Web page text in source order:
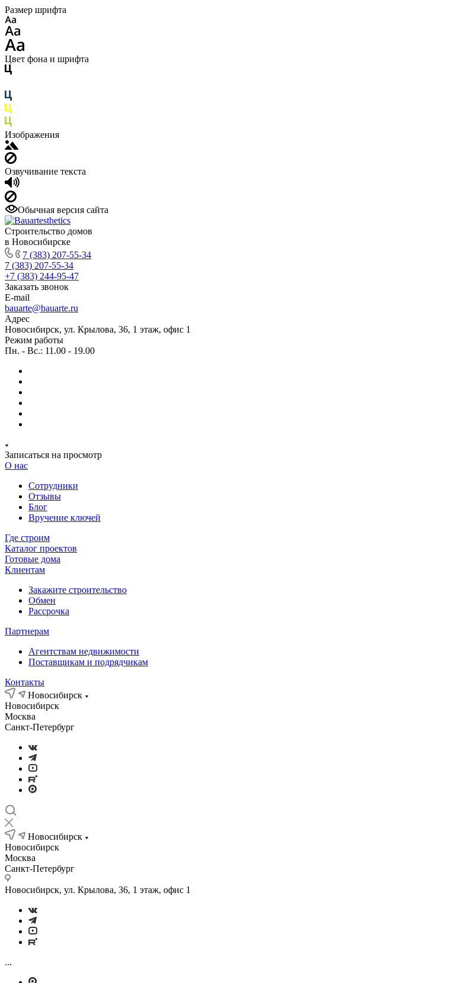
Размер шрифта
Цвет фона и шрифта
Изображения
Озвучивание текста
Обычная версия сайта
Строительство домов
в Новосибирске
7 (383) 207-55-34
7 (383) 207-55-34
+7 (383) 244-95-47
Заказать звонок
E-mail
bauarte@bauarte.ru
Адрес
Новосибирск, ул. Крылова, 36, 1 этаж, офис 1
Режим работы
Пн. - Вс.: 11.00 - 19.00
Записаться на просмотр
О нас
Сотрудники
Отзывы
Блог
Вручение ключей
Где строим
Каталог проектов
Готовые дома
Клиентам
Закажите строительство
Обмен
Рассрочка
Партнерам
Агентствам недвижимости
Поставщикам и подрядчикам
Контакты
Новосибирск
Новосибирск
Москва
Санкт-Петербург
Новосибирск
Новосибирск
Москва
Санкт-Петербург
Новосибирск, ул. Крылова, 36, 1 этаж, офис 1
...